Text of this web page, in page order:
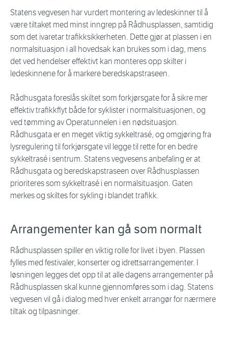
Statens vegvesen har vurdert montering av ledeskinner til å
være tiltaket med minst inngrep på Rådhusplassen, samtidig
som det ivaretar trafikksikkerheten. Dette gjør at plassen i en
normalsituasjon i all hovedsak kan brukes som i dag, mens
det ved hendelser effektivt kan monteres opp skilter i
ledeskinnene for å markere beredskapstraseen.
Rådhusgata foreslås skiltet som forkjørsgate for å sikre mer
effektiv trafikkflyt både for syklister i normalsituasjonen, og
ved tømming av Operatunnelen i en nødsituasjon.
Rådhusgata er en meget viktig sykkeltrasé, og omgjøring fra
lysregulering til forkjørsgate vil legge til rette for en bedre
sykkeltrasé i sentrum. Statens vegvesens anbefaling er at
Rådhusgata og beredskapstraseen over Rådhusplassen
prioriteres som sykkeltrasé i en normalsituasjon. Gaten
merkes og skiltes for sykling i blandet trafikk.
Arrangementer kan gå som normalt
Rådhusplassen spiller en viktig rolle for livet i byen. Plassen
fylles med festivaler, konserter og idrettsarrangementer. I
løsningen legges det opp til at alle dagens arrangementer på
Rådhusplassen skal kunne gjennomføres som i dag. Statens
vegvesen vil gå i dialog med hver enkelt arrangør for nærmere
tiltak og tilpasninger.